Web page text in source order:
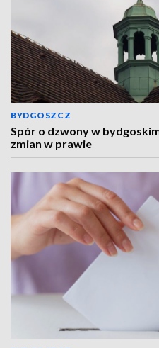
BYDGOSZCZ
Spór o dzwony w
zmian w prawie